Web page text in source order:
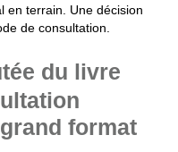
en terrain.
Une décision
de consultation.
du livre
format